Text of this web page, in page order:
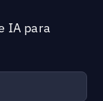
IA para